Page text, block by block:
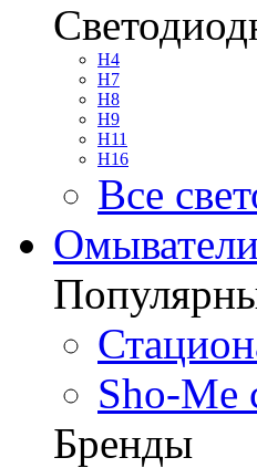
H4
H7
H8
H9
H11
H16
Все
Sho-Me
Бренды